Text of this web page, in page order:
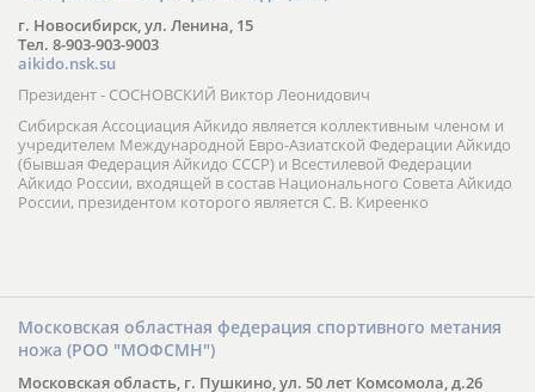
г. Новосибирск, ул. Ленина, 15
Тел. 8-903-903-9003
aikido.nsk.su
Президент - СОСНОВСКИЙ Виктор Леонидович
Сибирская Ассоциация Айкидо является коллективным членом и
учредителем Международной Евро-Азиатской Федерации Айкидо
(бывшая Федерация Айкидо СССР) и Всестилевой Федерации
Айкидо России, входящей в состав Национального Совета Айкидо
России, президентом которого является С. В. Киреенко
Московская областная федерация спортивного метания
ножа (РОО "МОФСМН")
Московская область, г. Пушкино, ул. 50 лет Комсомола, д.26